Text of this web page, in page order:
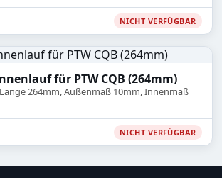
NICHT VERFÜGBAR
für PTW CQB (264mm)
Länge 264mm, Außenmaß 10mm, Innenmaß
NICHT VERFÜGBAR